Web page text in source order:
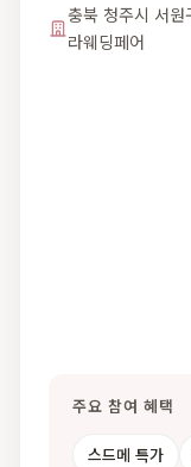
충북 청주시 서
라웨딩페어
주요 참여 혜택
스드메 특가